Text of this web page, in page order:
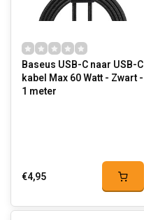
Baseus USB-C naar USB-C
kabel Max 60 Watt - Zwart -
1 meter
€4,95